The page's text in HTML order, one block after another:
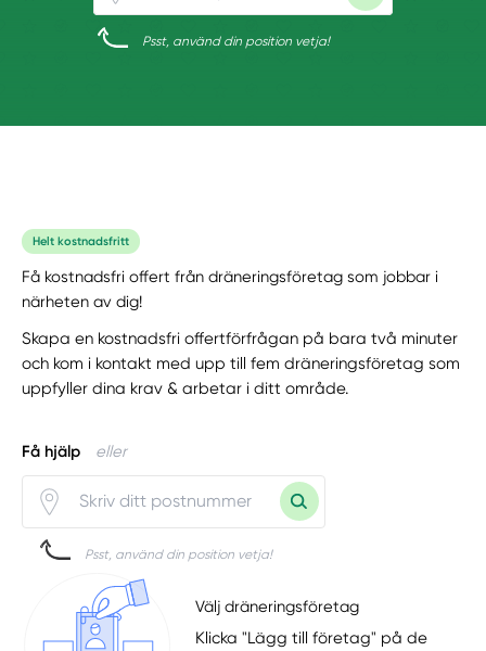
Psst, använd din position vetja!
Helt kostnadsfritt
Få kostnadsfri offert från dräneringsföretag som jobbar i
närheten av dig!
Skapa en kostnadsfri offertförfrågan på bara två minuter
och kom i kontakt med upp till fem dräneringsföretag som
uppfyller dina krav & arbetar i ditt område.
Få hjälp eller
Psst, använd din position vetja!
Välj dräneringsföretag
Klicka "Lägg till företag" på de